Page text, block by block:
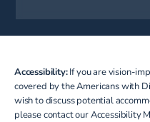
Accessibility:If you are vision-
covered by the Americans with
wish to discuss potential
please contact our Accessibility